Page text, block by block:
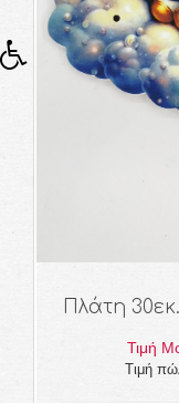
Πλάτη
Τιμή
Τιμή